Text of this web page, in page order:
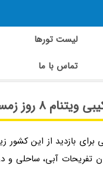
سایگون | تور هوشی مین | تور
1405: تور هانوی، کشتی کروز خلیج هالونگ و هوشی مین (سایگون)
برای بازدید از این
تفریحات آبی، ساحلی و
لیست تورها
تماس با ما